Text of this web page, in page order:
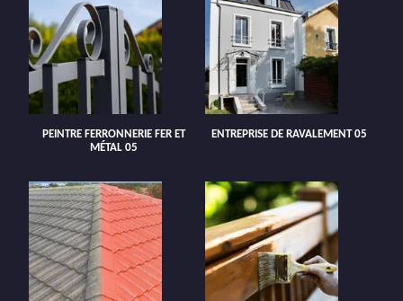
PEINTRE FERRONNERIE FER ET
MÉTAL 05
ENTREPRISE DE RAVALEMENT 05